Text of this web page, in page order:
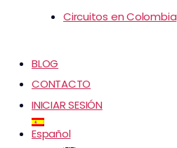
Circuitos en Colombia
BLOG
CONTACTO
INICIAR SESIÓN
Español